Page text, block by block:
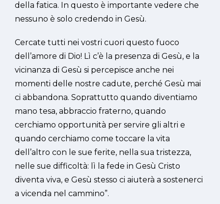
della fatica. In questo è importante vedere che
nessuno è solo credendo in Gesù.
Cercate tutti nei vostri cuori questo fuoco
dell’amore di Dio! Lì c’è la presenza di Gesù, e la
vicinanza di Gesù si percepisce anche nei
momenti delle nostre cadute, perché Gesù mai
ci abbandona. Soprattutto quando diventiamo
mano tesa, abbraccio fraterno, quando
cerchiamo opportunità per servire gli altri e
quando cerchiamo come toccare la vita
dell’altro con le sue ferite, nella sua tristezza,
nelle sue difficoltà: lì la fede in Gesù Cristo
diventa viva, e Gesù stesso ci aiuterà a sostenerci
a vicenda nel cammino”.